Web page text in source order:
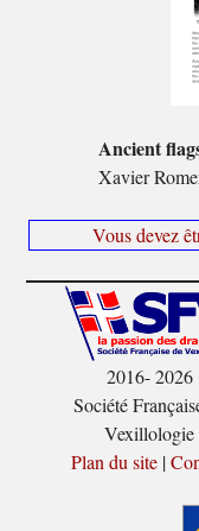
Ancient
Xavier
Vous devez
2016- 2026
Société
Vexillologie
Plan du site|